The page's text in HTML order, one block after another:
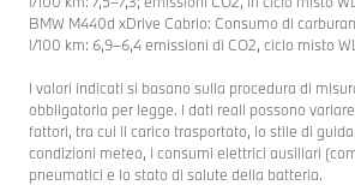
BMW M440d xDrive Cabrio: Consumo di
l/100 km: 6,9–6,4 emissioni di CO2, ciclo misto
I valori indicati si basano sulla procedura di
obbligatoria per legge. I dati reali possono
fattori, tra cui il carico trasportato, lo stile di
condizioni meteo, i consumi elettrici ausiliari
pneumatici e lo stato di salute della batteria.